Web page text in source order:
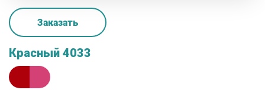
Заказать
Красный 4033